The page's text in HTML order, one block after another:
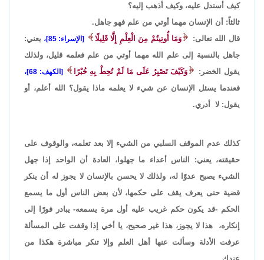
كيف أستدل عليه، وكيف أذهب إليه؟
ثالثاً: أن الإنسان مهما أوتي من علم فهو جاهل.
قال الله تعالى:
وَمَا أُوتِيتُمْ مِنَ الْعِلْمِ إِلَّا قَلِيلًا [الإسراء: 85]،
يعني:
جاهل بالنسبة إلى علم الله مهما أوتي من علم فعلمه قليل، ولذلك
يقول الخضر:
وَكَيْفَ تَصْبِرُ عَلَى مَا لَمْ تُحِطْ بِهِ خُبْرًا [الكهف: 68]،
فعندما يسئل الإنسان عن شيء لا يعلمه ماذا يقول؟ الله أعلم، أو
يقول: لا أدري.
كذلك عدم الموقف السلبي من الشيء إلا بعد تعلمه، والوقوف على
حقيقته، يعني: الناس أعداء ما جهلوا، العادة أن الواحد إذا جهل
الشيء يصبح عدوًا له، ولذلك لا يحسن بالإنسان لا يجوز له أن ينكر
قضية حتى يعرف يقف على حكمها، لأن بعض الناس أول ما يسمع
الحكم -قد يكون حكم غريب عليه أول مرة يسمعه- يبادر فورًا إلى
إنكاره، هذا لا يجوز، هذا غير صحيح، يا أخي إذا وقفت على المسألة
عرفت الأدلة وسألت عنها أهل العلم وإلا تنكر مباشرة هكذا من